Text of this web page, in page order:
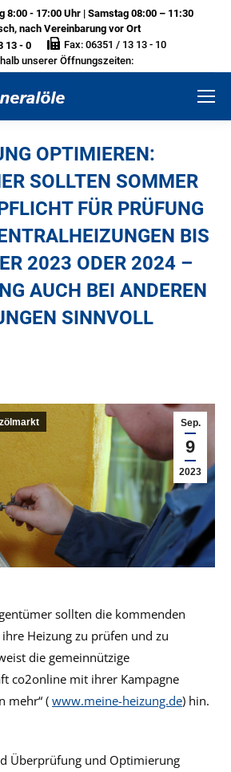
8:00 - 17:00 Uhr | Samstag 08:00 – 11:30
nach Vereinbarung vor Ort
13 - 0
Fax: 06351 / 13 13 - 10
unserer Öffnungszeiten:
OPTIMIEREN:
SOLLTEN SOMMER
FÜR PRÜFUNG
BIS
2023 ODER 2024 –
AUCH BEI ANDEREN
SINNVOLL
Sep.
9
2023
sollten die kommenden
Heizung zu prüfen und zu
die gemeinnützige
co2online mit ihrer Kampagne
mehr“ ( www.meine-heizung.de) hin.
Überprüfung und Optimierung